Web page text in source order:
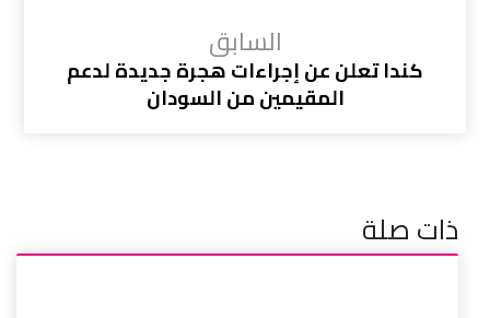
السابق
كندا تعلن عن إجراءات هجرة جديدة لدعم
المقيمين من السودان
ذات صلة